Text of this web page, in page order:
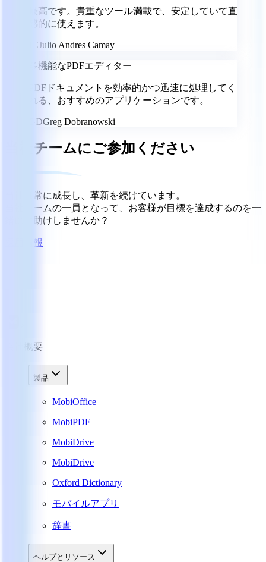
最高です。貴重なツール満載で、安定していて直
感的に使えます。
JCJulio Andres Camay
多機能なPDFエディター
PDFドキュメントを効率的かつ迅速に処理してく
れる、おすすめのアプリケーションです。
GDGreg Dobranowski
当社チームにご参加ください
当社は常に成長し、革新を続けています。
当社チームの一員となって、お客様が目標を達成するのを一
緒に手助けしませんか？
採用情報
会社概要
製品
MobiOffice
MobiPDF
MobiDrive
MobiDrive
Oxford Dictionary
モバイルアプリ
辞書
ヘルプとリソース